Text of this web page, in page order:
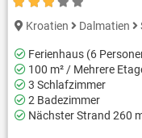
Kroatien Dalmatien
Ferienhaus (6
100 m² / Mehrere
3 Schlafzimmer
2 Badezimmer
Nächster Strand 260